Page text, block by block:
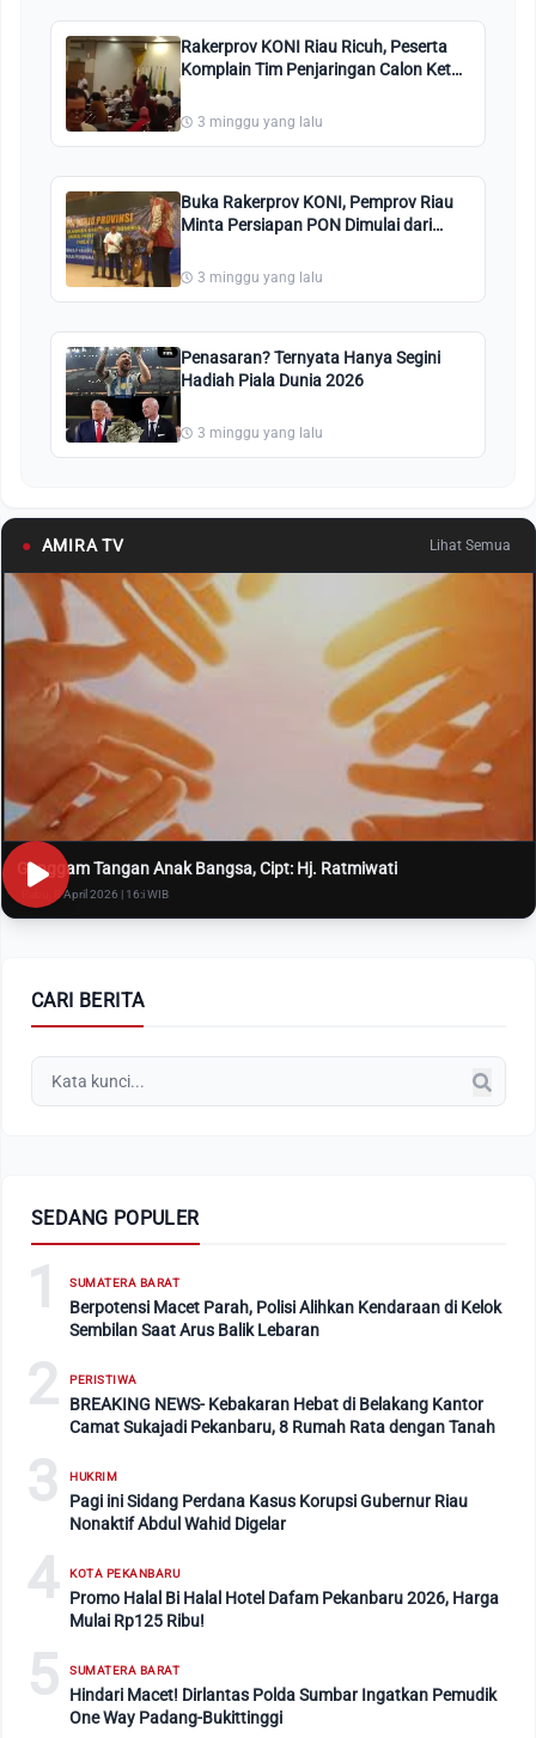
Rakerprov KONI Riau Ricuh, Peserta
Komplain Tim Penjaringan Calon Ketua
3 minggu yang lalu
Buka Rakerprov KONI, Pemprov Riau
Minta Persiapan PON Dimulai dari
3 minggu yang lalu
Penasaran? Ternyata Hanya Segini
Hadiah Piala Dunia 2026
3 minggu yang lalu
● AMIRA TV Lihat Semua
Genggam Tangan Anak Bangsa, Cipt: Hj. Ratmiwati
Rabu, 8 April 2026 | 16:i WIB
CARI BERITA
SEDANG POPULER
1 SUMATERA BARAT
Berpotensi Macet Parah, Polisi Alihkan Kendaraan di Kelok
Sembilan Saat Arus Balik Lebaran
2 PERISTIWA
BREAKING NEWS- Kebakaran Hebat di Belakang Kantor
Camat Sukajadi Pekanbaru, 8 Rumah Rata dengan Tanah
3 HUKRIM
Pagi ini Sidang Perdana Kasus Korupsi Gubernur Riau
Nonaktif Abdul Wahid Digelar
4 KOTA PEKANBARU
Promo Halal Bi Halal Hotel Dafam Pekanbaru 2026, Harga
Mulai Rp125 Ribu!
5 SUMATERA BARAT
Hindari Macet! Dirlantas Polda Sumbar Ingatkan Pemudik
One Way Padang-Bukittinggi